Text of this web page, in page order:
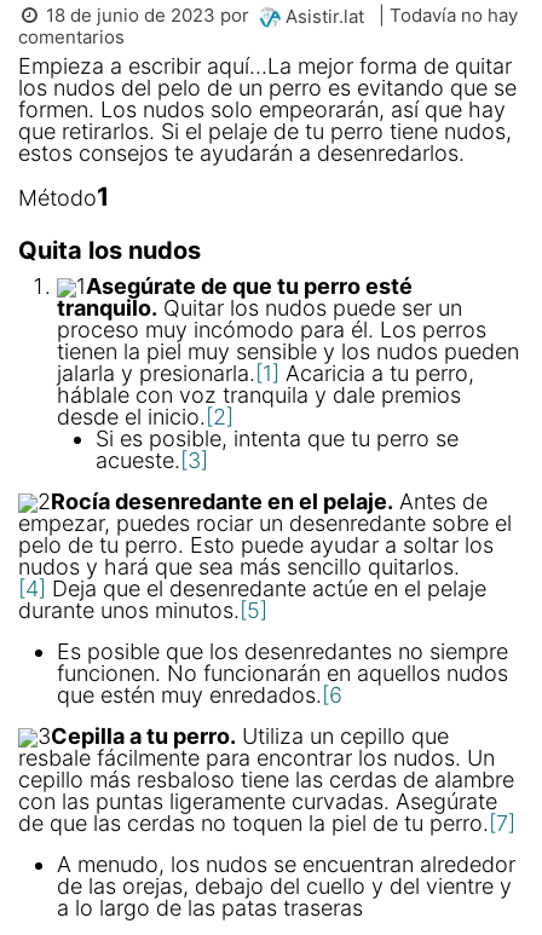
18 de junio de 2023 por Asistir.lat
| Todavía no hay
comentarios
Empieza a escribir aquí...La mejor forma de quitar
los nudos del pelo de un perro es evitando que se
formen. Los nudos solo empeorarán, así que hay
que retirarlos. Si el pelaje de tu perro tiene nudos,
estos consejos te ayudarán a desenredarlos.
Método1
Quita los nudos
1Asegúrate de que tu perro esté
tranquilo. Quitar los nudos puede ser un
proceso muy incómodo para él. Los perros
tienen la piel muy sensible y los nudos pueden
jalarla y presionarla. [1] Acaricia a tu perro,
háblale con voz tranquila y dale premios
desde el inicio. [2]
Si es posible, intenta que tu perro se
acueste. [3]
2Rocía desenredante en el pelaje. Antes de
empezar, puedes rociar un desenredante sobre el
pelo de tu perro. Esto puede ayudar a soltar los
nudos y hará que sea más sencillo quitarlos.
[4] Deja que el desenredante actúe en el pelaje
durante unos minutos. [5]
Es posible que los desenredantes no siempre
funcionen. No funcionarán en aquellos nudos
que estén muy enredados. [6
3Cepilla a tu perro. Utiliza un cepillo que
resbale fácilmente para encontrar los nudos. Un
cepillo más resbaloso tiene las cerdas de alambre
con las puntas ligeramente curvadas. Asegúrate
de que las cerdas no toquen la piel de tu perro. [7]
A menudo, los nudos se encuentran alrededor
de las orejas, debajo del cuello y del vientre y
a lo largo de las patas traseras